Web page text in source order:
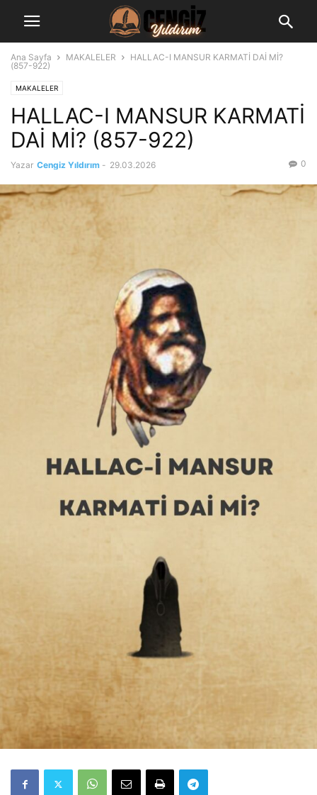
Ana Sayfa MAKALELER
HALLAC-I MANSUR KARMATİ DAİ Mİ?
(857-922)
MAKALELER
HALLAC-I MANSUR KARMATİ
DAİ Mİ? (857-922)
Yazar Cengiz Yıldırım - 29.03.2026 0